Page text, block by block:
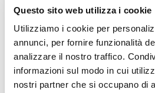
Questo sito web utilizza i cookie
Utilizziamo i cookie per
annunci, per fornire funzionalità
analizzare il nostro traffico.
informazioni sul modo in cui
nostri partner che si occupano di
Gli ordini effettuati
al 23-08-2026
partire dal 24-08-2026